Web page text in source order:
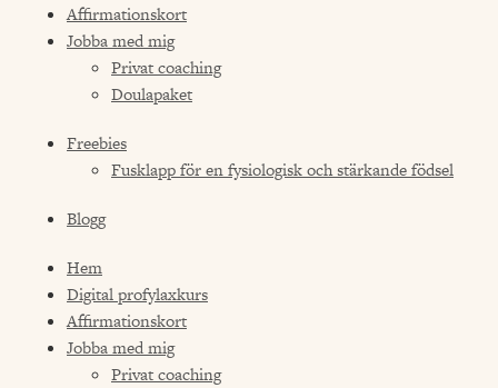
Affirmationskort
Jobba med mig
Privat coaching
Doulapaket
Freebies
Fusklapp för en fysiologisk och stärkande födsel
Blogg
Hem
Digital profylaxkurs
Affirmationskort
Jobba med mig
Privat coaching